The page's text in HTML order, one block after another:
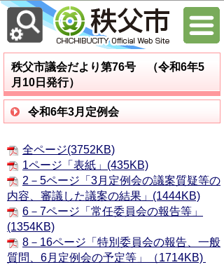
秩父市議会だより第76号 （令和6年5
月10日発行）
令和6年3月定例会
全ページ(3752KB)
1ページ「表紙」(435KB)
2－5ページ「3月定例会の議案質疑等の
内容、審議した議案の結果」(1444KB)
6－7ページ「常任委員会の報告等」
(1354KB)
8－16ページ「特別委員会の報告、一般
質問、6月定例会の予定等」（1714KB)